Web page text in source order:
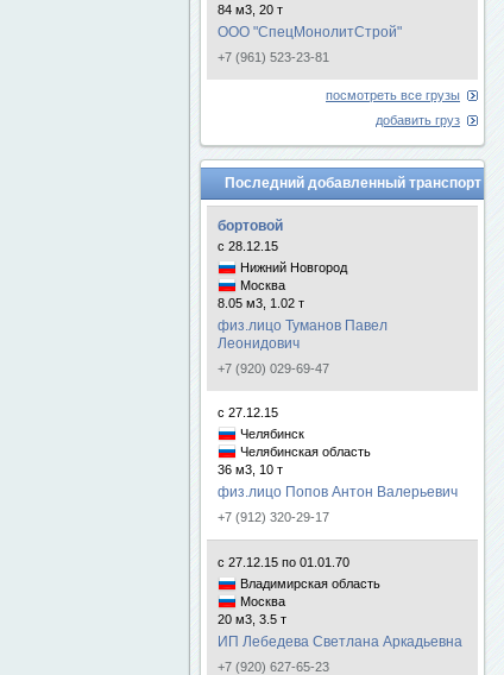
84 м3, 20 т
ООО "СпецМонолитСтрой"
+7 (961) 523-23-81
посмотреть все грузы
добавить груз
Последний добавленный транспорт
бортовой
с 28.12.15
Нижний Новгород
Москва
8.05 м3, 1.02 т
физ.лицо Туманов Павел
Леонидович
+7 (920) 029-69-47
с 27.12.15
Челябинск
Челябинская область
36 м3, 10 т
физ.лицо Попов Антон Валерьевич
+7 (912) 320-29-17
с 27.12.15 по 01.01.70
Владимирская область
Москва
20 м3, 3.5 т
ИП Лебедева Светлана Аркадьевна
+7 (920) 627-65-23